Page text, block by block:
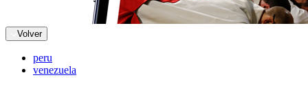
Volver
peru
venezuela